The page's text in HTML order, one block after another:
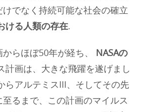
でなく持続可能な社会の確立
ける人類の存在.
らほぼ50年が経ち、
NASAの
計画は、大きな飛躍を遂げまし
らアルテミスIII、そしてその先
るまで、この計画のマイルス